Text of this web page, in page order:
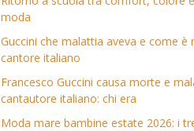
moda
Guccini che malattia aveva e come è
cantore italiano
Francesco Guccini causa morte e
cantautore italiano: chi era
Moda mare bambine estate 2026: i